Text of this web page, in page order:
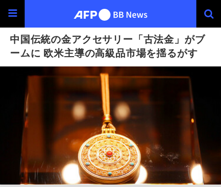
中国伝統の金アクセサリー「古法金」がブ
ームに 欧米主導の高級品市場を揺るがす